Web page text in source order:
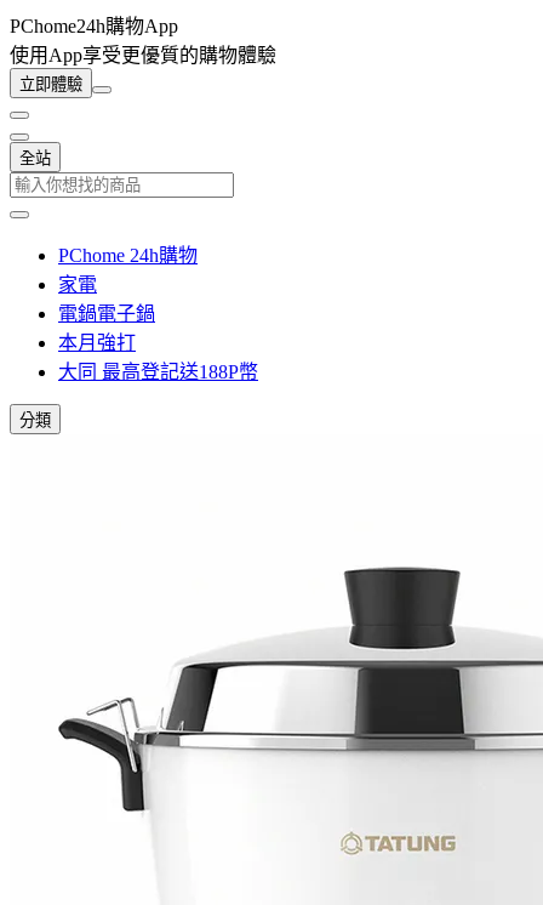
PChome24h購物App
使用App享受更優質的購物體驗
立即體驗
全站
PChome 24h購物
家電
電鍋電子鍋
本月強打
大同 最高登記送188P幣
分類